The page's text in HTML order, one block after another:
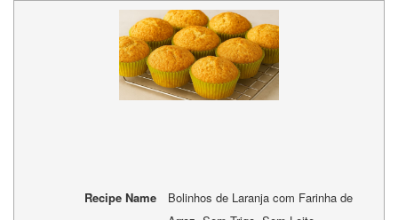
Recipe Name
Bolinhos de Laranja com Farinha de